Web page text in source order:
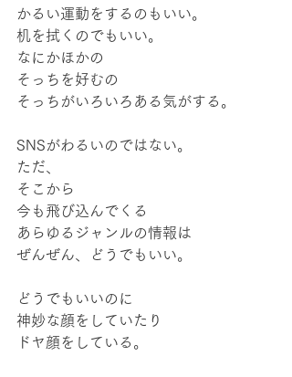
かるい運動をするのもいい。
机を拭くのでもいい。
なにかほかの
そっちを好むの
そっちがいろいろある気がする。
SNSがわるいのではない。
ただ、
そこから
今も飛び込んでくる
あらゆるジャンルの情報は
ぜんぜん、どうでもいい。
どうでもいいのに
神妙な顔をしていたり
ドヤ顔をしている。